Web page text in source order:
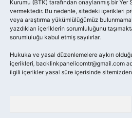
Kurumu (BTK) tarafından onaylanmış bir Yer
vermektedir. Bu nedenle, sitedeki içerikleri
veya araştırma yükümlülüğümüz
yazdıkları içeriklerin sorumluluğunu
sorumluluğu kabul etmiş sayılırlar.
Hukuka ve yasal düzenlemelere aykırı
içerikleri, backlinkpanelicomtr@gmail.com
ilgili içerikler yasal süre içerisinde sitemizden